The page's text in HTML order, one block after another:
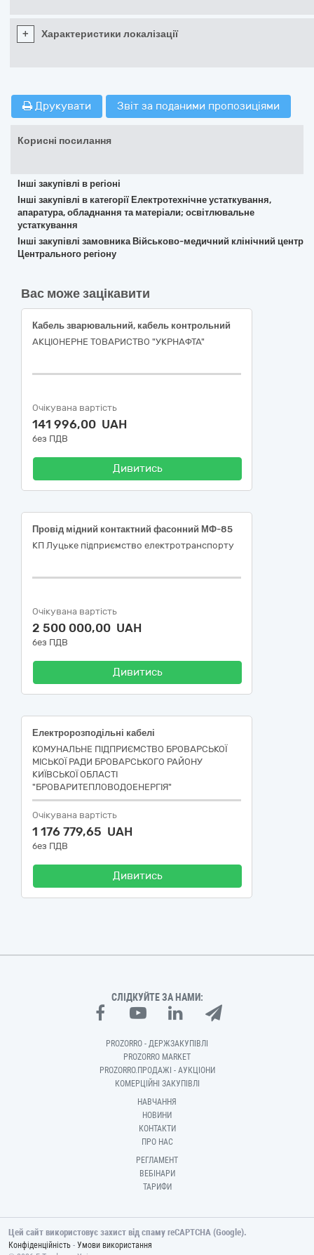
+ Характеристики локалізації
Друкувати Звіт за поданими пропозиціями
Корисні посилання
Інші закупівлі в регіоні
Інші закупівлі в категорії Електротехнічне устаткування,
апаратура, обладнання та матеріали; освітлювальне
устаткування
Інші закупівлі замовника Військово-медичний клінічний центр
Центрального регіону
Вас може зацікавити
Кабель зварювальний, кабель контрольний
АКЦІОНЕРНЕ ТОВАРИСТВО "УКPНAФТА"
Очікувана вартість
141 996,00 UAH
без ПДВ
Дивитись
Провід мідний контактний фасонний МФ-85
КП Луцьке підприємство електротранспорту
Очікувана вартість
2 500 000,00 UAH
без ПДВ
Дивитись
Електророзподільні кабелі
КОМУНАЛЬНЕ ПІДПРИЄМСТВО БРОВАРСЬКОЇ
МІСЬКОЇ РАДИ БРОВАРСЬКОГО РАЙОНУ
КИЇВСЬКОЇ ОБЛАСТІ
"БРОВАРИТЕПЛОВОДОЕНЕРГІЯ"
Очікувана вартість
1 176 779,65 UAH
без ПДВ
Дивитись
СЛІДКУЙТЕ ЗА НАМИ:
PROZORRO - ДЕРЖЗАКУПІВЛІ
PROZORRO MARKET
PROZORRO.ПРОДАЖІ - АУКЦІОНИ
КОМЕРЦІЙНІ ЗАКУПІВЛІ
НАВЧАННЯ
НОВИНИ
КОНТАКТИ
ПРО НАС
РЕГЛАМЕНТ
ВЕБІНАРИ
ТАРИФИ
Цей сайт використовує захист від спаму reCAPTCHA (Google).
Конфіденційність - Умови використання